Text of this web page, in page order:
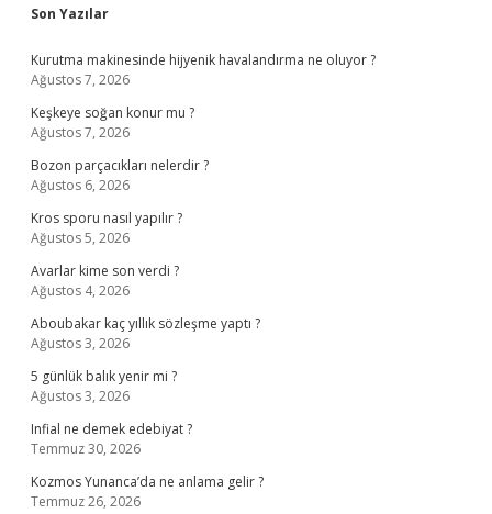
Sidebar
Son Yazılar
Kurutma makinesinde hijyenik havalandırma ne oluyor ?
Ağustos 7, 2026
Keşkeye soğan konur mu ?
Ağustos 7, 2026
Bozon parçacıkları nelerdir ?
Ağustos 6, 2026
Kros sporu nasıl yapılır ?
Ağustos 5, 2026
Avarlar kime son verdi ?
Ağustos 4, 2026
Aboubakar kaç yıllık sözleşme yaptı ?
Ağustos 3, 2026
5 günlük balık yenir mi ?
Ağustos 3, 2026
Infial ne demek edebiyat ?
Temmuz 30, 2026
Kozmos Yunanca’da ne anlama gelir ?
Temmuz 26, 2026